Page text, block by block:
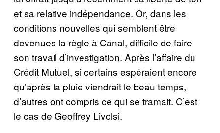
et sa relative indépendance. Or, dans les
conditions nouvelles qui semblent être
devenues la règle à Canal, difficile de faire
son travail d’investigation. Après l’affaire du
Crédit Mutuel, si certains espéraient encore
qu’après la pluie viendrait le beau temps,
d’autres ont compris ce qui se tramait. C’est
le cas de Geoffrey Livolsi.